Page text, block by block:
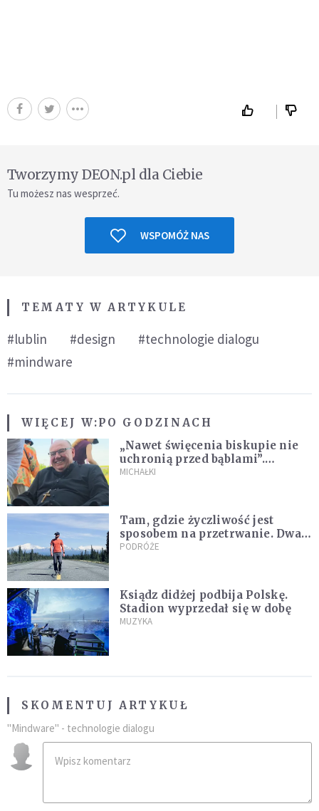
Tworzymy DEON.pl dla Ciebie
Tu możesz nas wesprzeć.
WSPOMÓŻ NAS
TEMATY W ARTYKULE
#lublin #design
#technologie dialogu
#mindware
WIĘCEJ W:PO GODZINACH
„Nawet święcenia biskupie nie
uchronią przed bąblami”.
Archidiecezja pokazała
MICHAŁKI
Tam, gdzie życzliwość jest
sposobem na przetrwanie. Dwa
tygodnie na Alasce [REPORTAŻ]
PODRÓŻE
Ksiądz didżej podbija Polskę.
Stadion wyprzedał się w dobę
MUZYKA
SKOMENTUJ ARTYKUŁ
"Mindware" - technologie dialogu